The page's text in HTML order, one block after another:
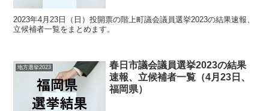
2023年4月23日（日）投開票の階上町議会議員選挙2023の結果速報、
立候補者一覧をまとめます。
地方選挙2023
春日市議会議員選挙2023の結果
速報、立候補者一覧（4月23日、
福岡県）